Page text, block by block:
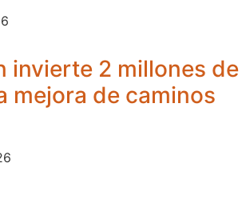
invierte 2 millones de
mejora de caminos